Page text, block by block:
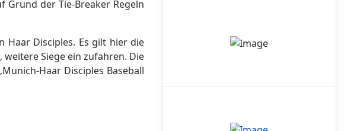
Grund der Tie-Breaker Regeln
Haar Disciples. Es gilt hier die
Siege ein zufahren. Die
Haar Disciples Baseball